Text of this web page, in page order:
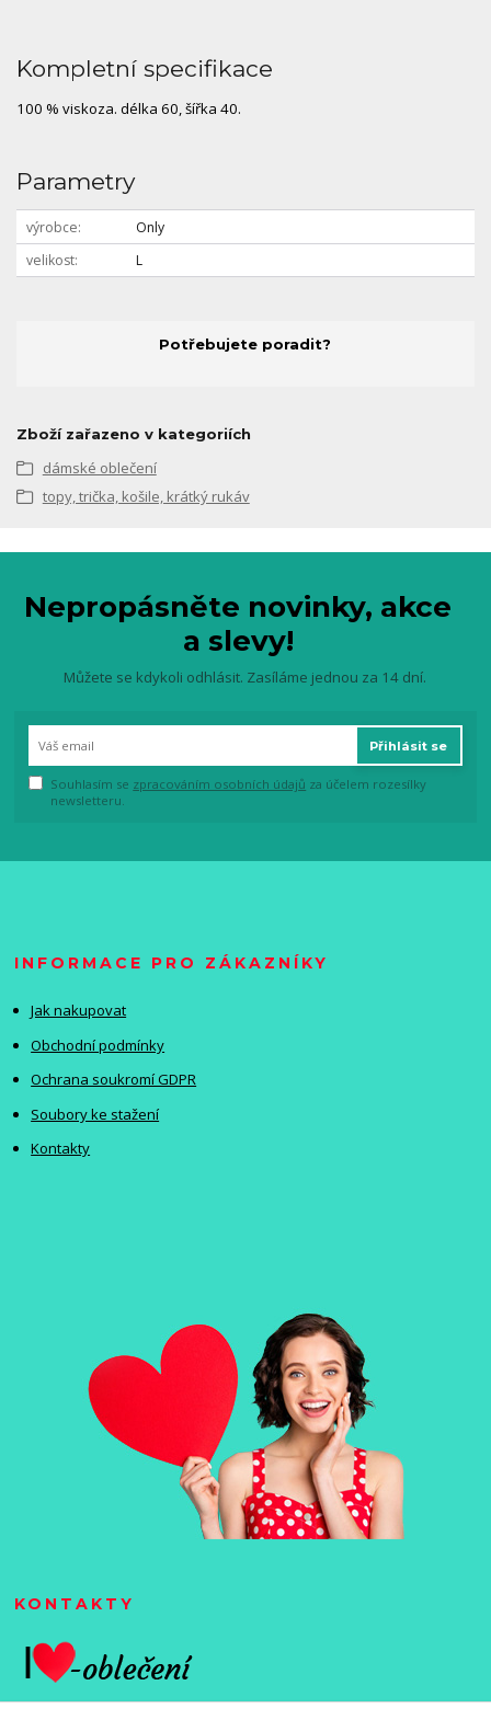
Kompletní specifikace
100 % viskoza. délka 60, šířka 40.
Parametry
výrobce
Only
velikost
L
Potřebujete poradit?
Zboží zařazeno v kategoriích
dámské oblečení
topy, trička, košile, krátký rukáv
Nepropásněte novinky, akce
a slevy!
Můžete se kdykoli odhlásit. Zasíláme jednou za 14 dní.
Přihlásit se
Souhlasím se zpracováním osobních údajů za účelem rozesílky
newsletteru.
INFORMACE PRO ZÁKAZNÍKY
Jak nakupovat
Obchodní podmínky
Ochrana soukromí GDPR
Soubory ke stažení
Kontakty
KONTAKTY